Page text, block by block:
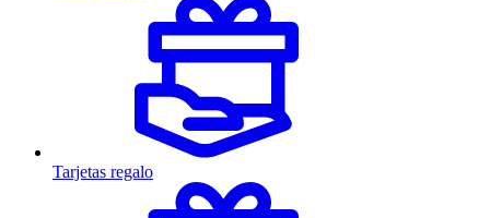
Tarjetas regalo